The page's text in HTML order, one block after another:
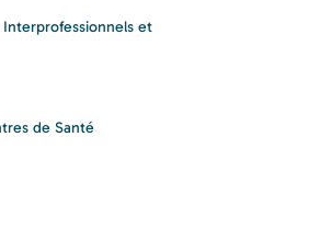
et
de Santé